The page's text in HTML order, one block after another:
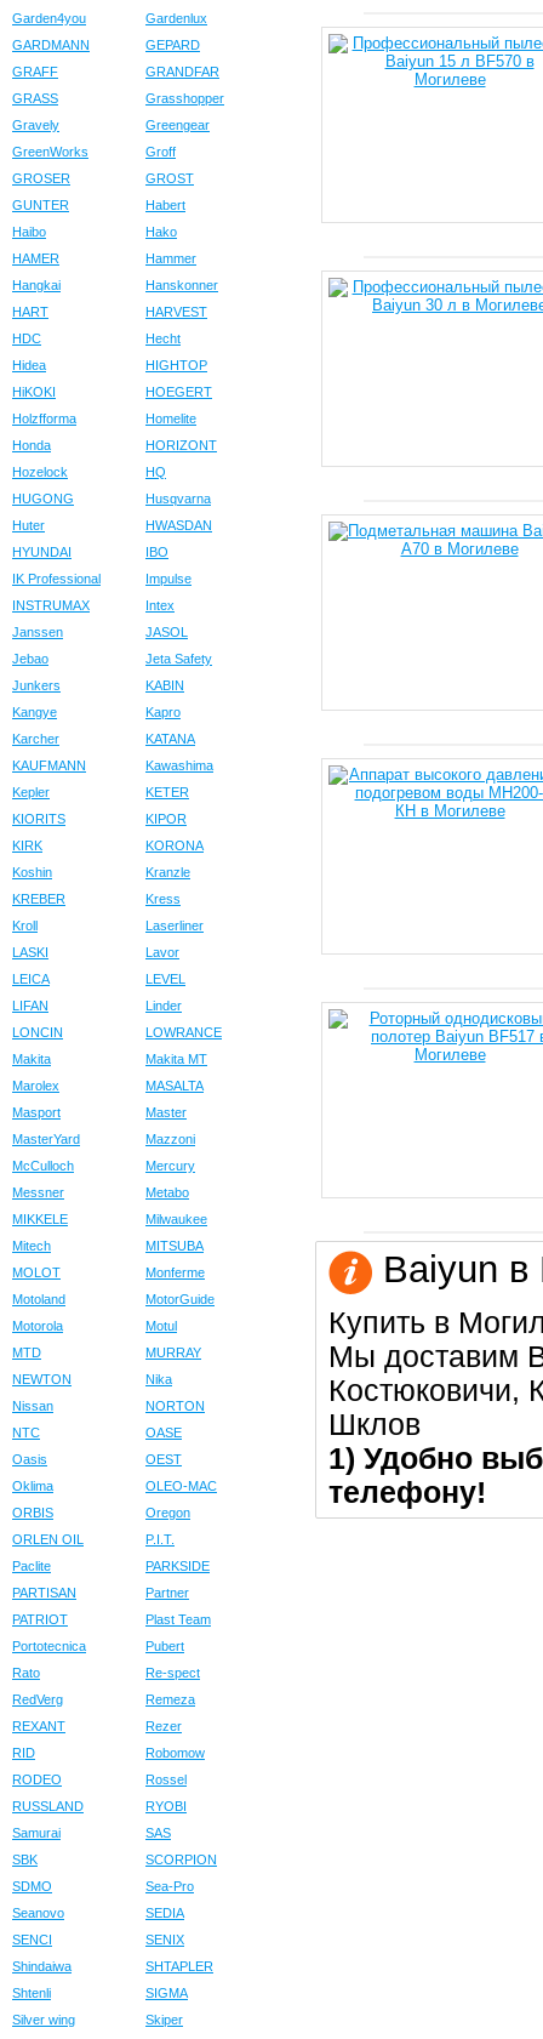
Garden4you
Gardenlux
GARDMANN
GEPARD
GRAFF
GRANDFAR
GRASS
Grasshopper
Gravely
Greengear
GreenWorks
Groff
GROSER
GROST
GUNTER
Habert
Haibo
Hako
HAMER
Hammer
Hangkai
Hanskonner
HART
HARVEST
HDC
Hecht
Hidea
HIGHTOP
HiKOKI
HOEGERT
Holzfforma
Homelite
Honda
HORIZONT
Hozelock
HQ
HUGONG
Husqvarna
Huter
HWASDAN
HYUNDAI
IBO
IK Professional
Impulse
INSTRUMAX
Intex
Janssen
JASOL
Jebao
Jeta Safety
Junkers
KABIN
Kangye
Kapro
Karcher
KATANA
KAUFMANN
Kawashima
Kepler
KETER
KIORITS
KIPOR
KIRK
KORONA
Koshin
Kranzle
KREBER
Kress
Kroll
Laserliner
LASKI
Lavor
LEICA
LEVEL
LIFAN
Linder
LONCIN
LOWRANCE
Makita
Makita MT
Marolex
MASALTA
Masport
Master
MasterYard
Mazzoni
McCulloch
Mercury
Messner
Metabo
MIKKELE
Milwaukee
Mitech
MITSUBA
MOLOT
Monferme
Motoland
MotorGuide
Motorola
Motul
MTD
MURRAY
NEWTON
Nika
Nissan
NORTON
NTC
OASE
Oasis
OEST
Oklima
OLEO-MAC
ORBIS
Oregon
ORLEN OIL
P.I.T.
Paclite
PARKSIDE
PARTISAN
Partner
PATRIOT
Plast Team
Portotecnica
Pubert
Rato
Re-spect
RedVerg
Remeza
REXANT
Rezer
RID
Robomow
RODEO
Rossel
RUSSLAND
RYOBI
Samurai
SAS
SBK
SCORPION
SDMO
Sea-Pro
Seanovo
SEDIA
SENCI
SENIX
Shindaiwa
SHTAPLER
Shtenli
SIGMA
Silver wing
Skiper
Baiyun в
Купить в
Мы доставим
Костюковичи,
Шклов
1) Удобно
телефону!